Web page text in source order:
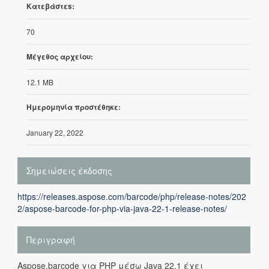
Κατεβάστεs:
70
Μέγεθος αρχείου:
12.1 MB
Ημερομηνία προστέθηκε:
January 22, 2022
Σημειώσεις έκδοσης
https://releases.aspose.com/barcode/php/release-notes/202
2/aspose-barcode-for-php-via-java-22-1-release-notes/
Περιγραφή
Aspose.barcode για PHP μέσω Java 22.1 έχει